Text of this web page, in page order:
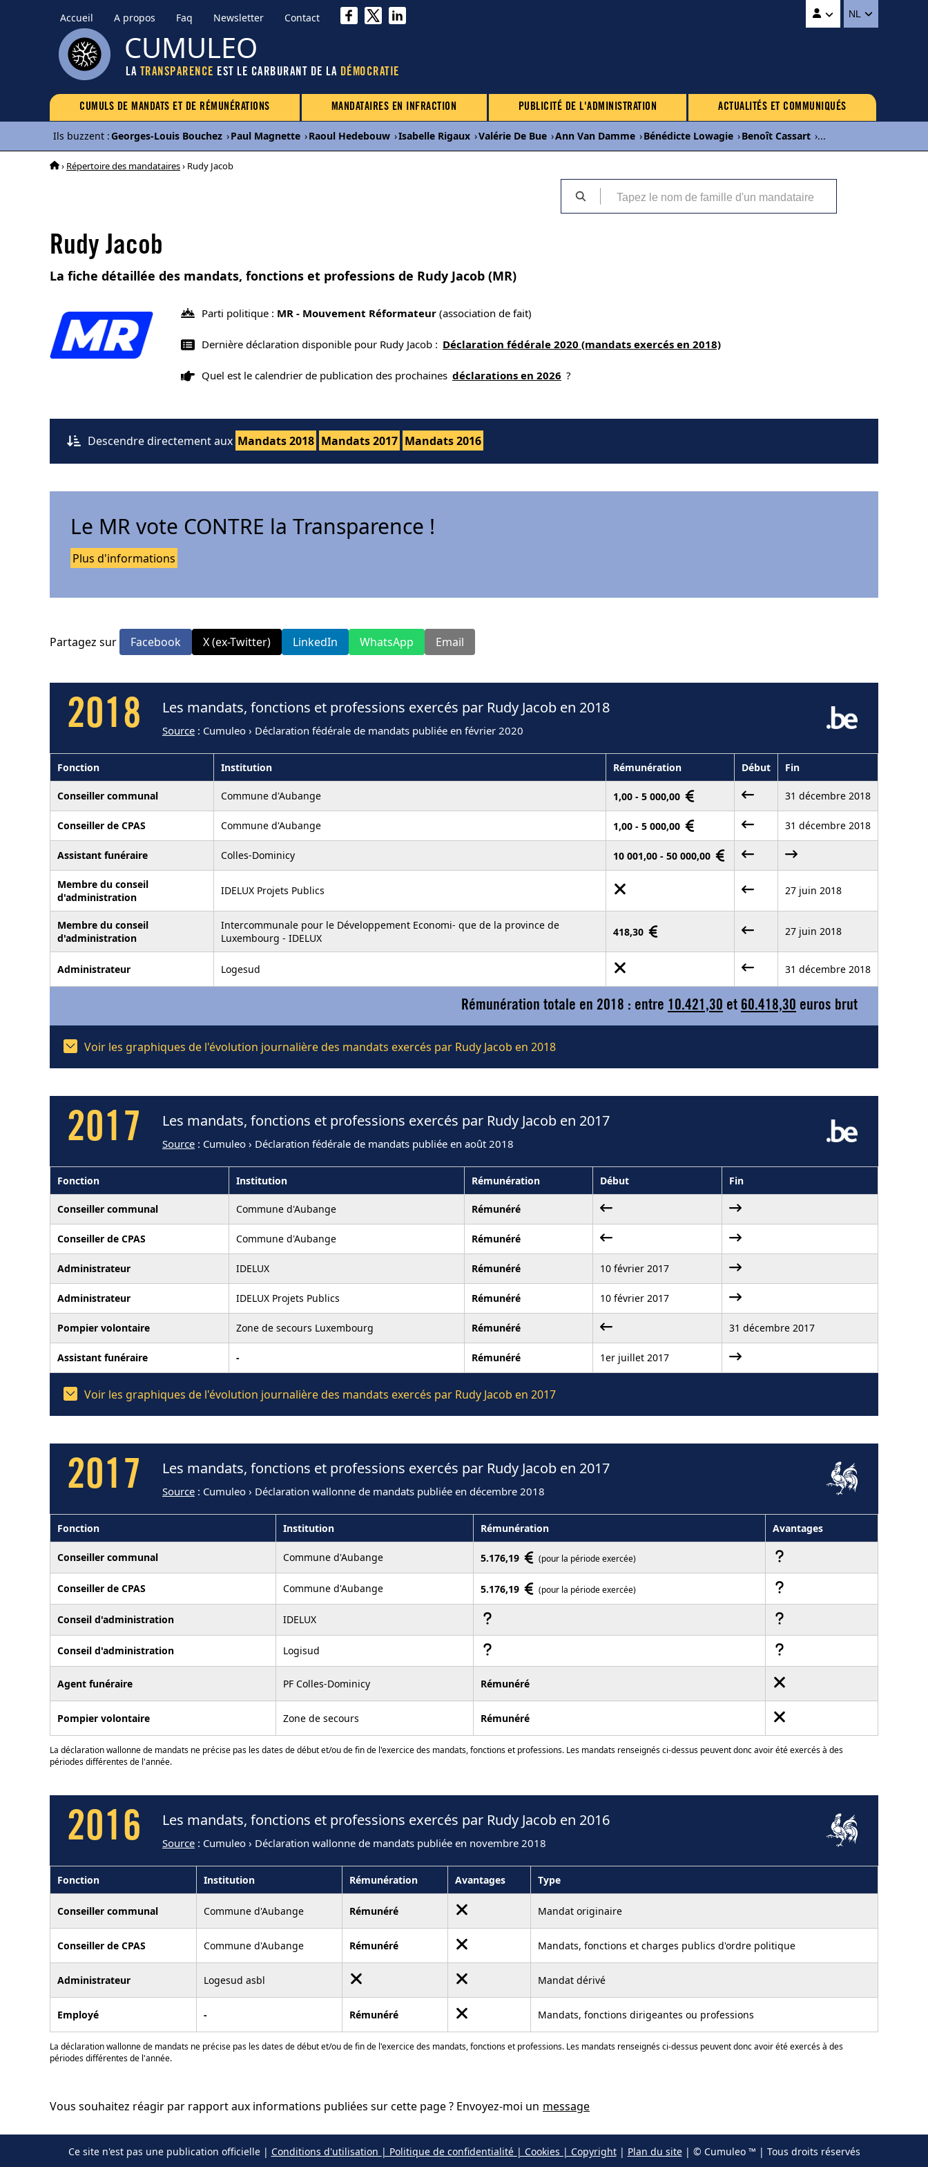
Accueil A propos Faq Newsletter Contact NL
CUMULEO
LA TRANSPARENCE EST LE CARBURANT DE LA DÉMOCRATIE
CUMULS DE MANDATS ET DE RÉMUNÉRATIONS MANDATAIRES EN INFRACTION PUBLICITÉ DE L'ADMINISTRATION ACTUALITÉS ET COMMUNIQUÉS
Ils buzzent :Georges-Louis Bouchez ›Paul Magnette ›Raoul Hedebouw ›Isabelle Rigaux ›Valérie De Bue ›Ann Van Damme ›Bénédicte Lowagie ›Benoît Cassart ›...
› Répertoire des mandataires› Rudy Jacob
Rudy Jacob
La fiche détaillée des mandats, fonctions et professions de Rudy Jacob (MR)
Parti politique : MR - Mouvement Réformateur (association de fait)
Dernière déclaration disponible pour Rudy Jacob : Déclaration fédérale 2020 (mandats exercés en 2018)
Quel est le calendrier de publication des prochaines déclarations en 2026 ?
Descendre directement aux Mandats 2018 Mandats 2017 Mandats 2016
Le MR vote CONTRE la Transparence !
Plus d'informations
Partagez sur Facebook X (ex-Twitter) LinkedIn WhatsApp Email
2018 Les mandats, fonctions et professions exercés par Rudy Jacob en 2018
Source : Cumuleo › Déclaration fédérale de mandats publiée en février 2020
Fonction Institution Rémunération Début Fin
Conseiller communal Commune d'Aubange 1,00 - 5 000,00 31 décembre 2018
Conseiller de CPAS Commune d'Aubange 1,00 - 5 000,00 31 décembre 2018
Assistant funéraire Colles-Dominicy 10 001,00 - 50 000,00
Membre du conseil
d'administration
IDELUX Projets Publics 27 juin 2018
Membre du conseil
d'administration
Intercommunale pour le Développement Economi- que de la province de
Luxembourg - IDELUX
418,30 27 juin 2018
Administrateur Logesud 31 décembre 2018
Rémunération totale en 2018 : entre 10.421,30 et 60.418,30 euros brut
Voir les graphiques de l'évolution journalière des mandats exercés par Rudy Jacob en 2018
2017 Les mandats, fonctions et professions exercés par Rudy Jacob en 2017
Source : Cumuleo › Déclaration fédérale de mandats publiée en août 2018
Fonction Institution Rémunération Début Fin
Conseiller communal Commune d'Aubange Rémunéré
Conseiller de CPAS Commune d'Aubange Rémunéré
Administrateur IDELUX Rémunéré 10 février 2017
Administrateur IDELUX Projets Publics Rémunéré 10 février 2017
Pompier volontaire Zone de secours Luxembourg Rémunéré 31 décembre 2017
Assistant funéraire - Rémunéré 1er juillet 2017
Voir les graphiques de l'évolution journalière des mandats exercés par Rudy Jacob en 2017
2017 Les mandats, fonctions et professions exercés par Rudy Jacob en 2017
Source : Cumuleo › Déclaration wallonne de mandats publiée en décembre 2018
Fonction Institution Rémunération Avantages
Conseiller communal Commune d'Aubange 5.176,19 (pour la période exercée)
Conseiller de CPAS Commune d'Aubange 5.176,19 (pour la période exercée)
Conseil d'administration IDELUX
Conseil d'administration Logisud
Agent funéraire PF Colles-Dominicy Rémunéré
Pompier volontaire Zone de secours Rémunéré
La déclaration wallonne de mandats ne précise pas les dates de début et/ou de fin de l'exercice des mandats, fonctions et professions. Les mandats renseignés ci-dessus peuvent donc avoir été exercés à des
périodes différentes de l'année.
2016 Les mandats, fonctions et professions exercés par Rudy Jacob en 2016
Source : Cumuleo › Déclaration wallonne de mandats publiée en novembre 2018
Fonction Institution Rémunération Avantages Type
Conseiller communal Commune d'Aubange Rémunéré Mandat originaire
Conseiller de CPAS Commune d'Aubange Rémunéré Mandats, fonctions et charges publics d'ordre politique
Administrateur Logesud asbl Mandat dérivé
Employé - Rémunéré Mandats, fonctions dirigeantes ou professions
La déclaration wallonne de mandats ne précise pas les dates de début et/ou de fin de l'exercice des mandats, fonctions et professions. Les mandats renseignés ci-dessus peuvent donc avoir été exercés à des
périodes différentes de l'année.
Vous souhaitez réagir par rapport aux informations publiées sur cette page ? Envoyez-moi un message
Ce site n'est pas une publication officielle | Conditions d'utilisation | Politique de confidentialité | Cookies | Copyright| Plan du site| © Cumuleo ™ | Tous droits réservés